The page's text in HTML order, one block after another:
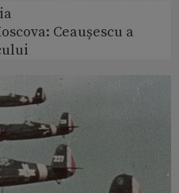
Ceaușescu a